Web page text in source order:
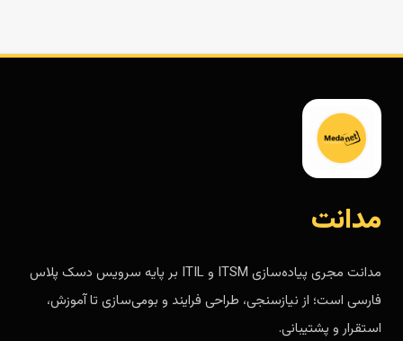
مدانت
مدانت مجری پیاده‌سازی ITSM و ITIL بر پایه سرویس دسک پلاس
فارسی است؛ از نیازسنجی، طراحی فرایند و بومی‌سازی تا آموزش،
استقرار و پشتیبانی.